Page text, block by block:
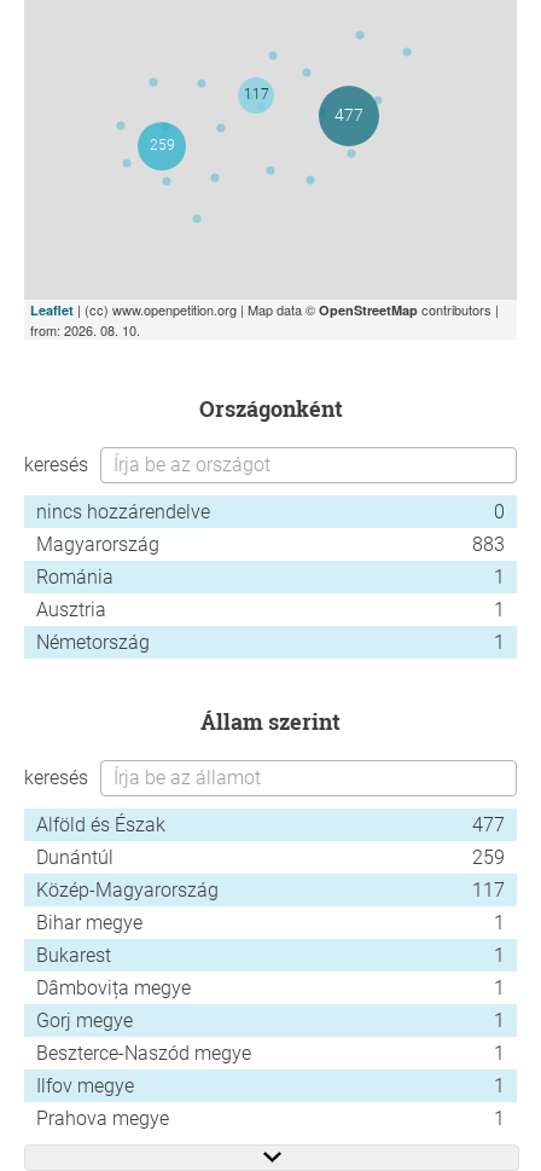
Leaflet | (cc) www.openpetition.org | Map data © OpenStreetMap contributors |
from: 2026. 08. 10.
országonként
keresés
nincs hozzárendelve
0
Magyarország
883
Románia
1
Ausztria
1
Németország
1
állam szerint
keresés
Alföld és Észak
477
Dunántúl
259
Közép-Magyarország
117
Bihar megye
1
Bukarest
1
Dâmbovița megye
1
Gorj megye
1
Beszterce-Naszód megye
1
Ilfov megye
1
Prahova megye
1